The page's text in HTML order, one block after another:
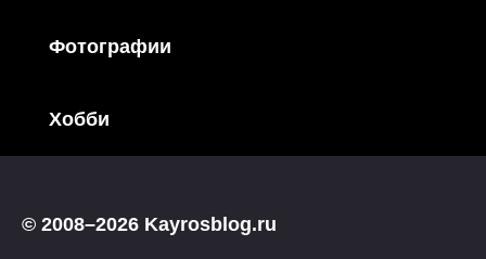
Фотографии
Хобби
© 2008–2026 Kayrosblog.ru